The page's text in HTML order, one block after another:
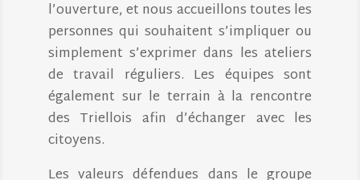
l’ouverture, et nous accueillons toutes les
personnes qui souhaitent s’impliquer ou
simplement s’exprimer dans les ateliers
de travail réguliers. Les équipes sont
également sur le terrain à la rencontre
des Triellois afin d’échanger avec les
citoyens.